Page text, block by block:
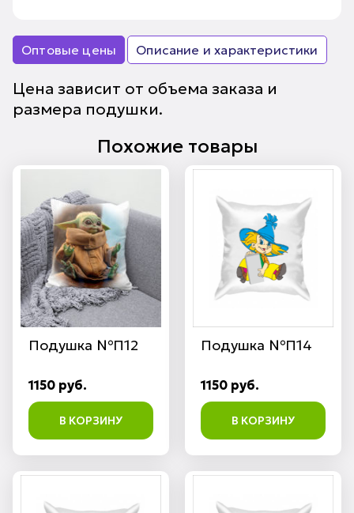
Оптовые цены Описание и характеристики
Цена зависит от объема заказа и
размера подушки.
Похожие товары
Подушка №П12
1150 руб.
В КОРЗИНУ
Подушка №П14
1150 руб.
В КОРЗИНУ